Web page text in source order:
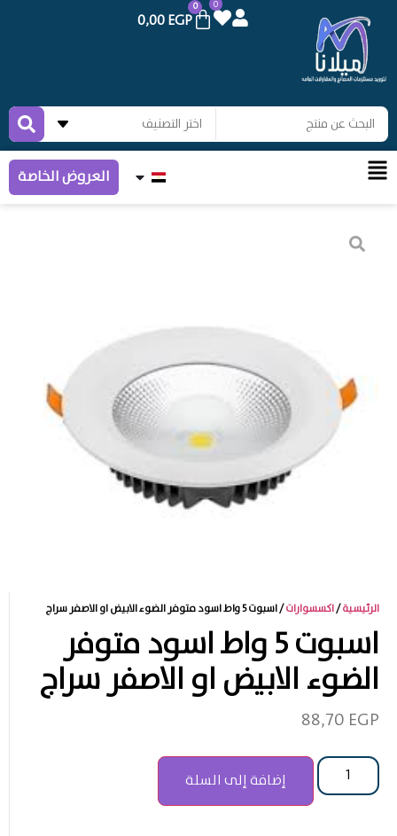
0
0,00EGP
0
العروض الخاصة
الرئيسية/اكسسوارات/ اسبوت 5 واط اسود متوفر الضوء الابيض او الاصفر سراج
اسبوت 5 واط اسود متوفر
الضوء الابيض او الاصفر سراج
88,70 EGP
إضافة إلى السلة